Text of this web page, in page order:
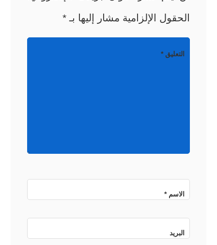
الحقول الإلزامية مشار إليها بـ *
التعليق*
الاسم*
البريد